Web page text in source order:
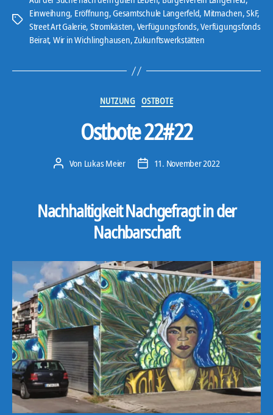
Schlagwörter
Einweihung, Eröffnung,Gesamtschule Langerfeld, Mitmachen,SkF,
Street Art Galerie, Stromkästen, Verfügungsfonds,Verfügungsfonds
Beirat, Wir in Wichlinghausen,Zukunftswerkstätten
Kategorien
NUTZUNG OSTBOTE
Ostbote 22#22
Beitragsautor
Von Lukas Meier Veröffentlichungsdatum
11. November 2022
Nachhaltigkeit Nachgefragt in der
Nachbarschaft